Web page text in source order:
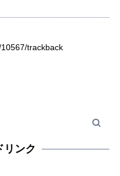
trackback
リンク